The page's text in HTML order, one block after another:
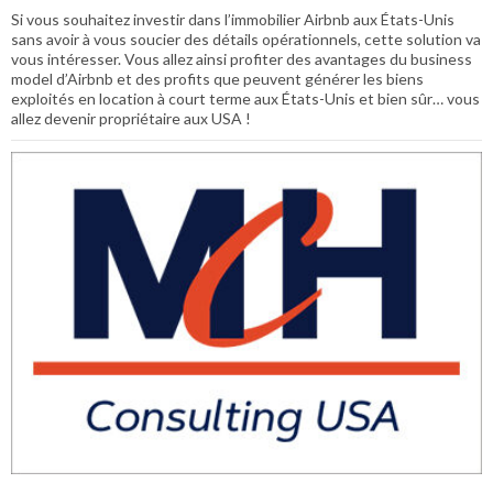
Si vous souhaitez investir dans l’immobilier Airbnb aux États-Unis
sans avoir à vous soucier des détails opérationnels, cette solution va
vous intéresser. Vous allez ainsi profiter des avantages du business
model d’Airbnb et des profits que peuvent générer les biens
exploités en location à court terme aux États-Unis et bien sûr… vous
allez devenir propriétaire aux USA !